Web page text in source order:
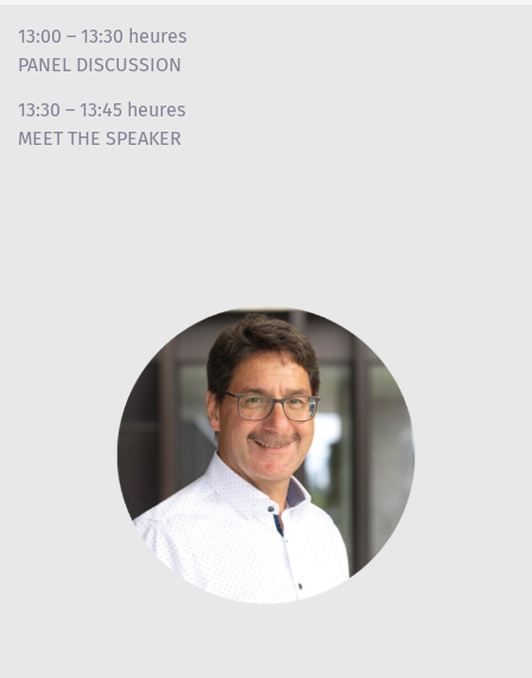
13:00 – 13:30 heures
PANEL DISCUSSION
13:30 – 13:45 heures
MEET THE SPEAKER